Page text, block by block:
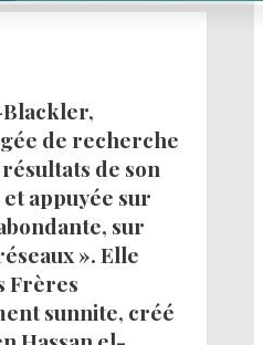
de recherche
résultats de son
appuyée sur
sur
». Elle
Frères
sunnite, créé